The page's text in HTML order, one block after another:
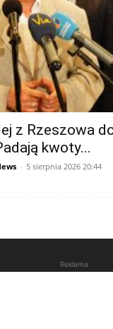
z Rzeszowa
kwoty...
- 5 sierpnia 2026 20:44
Reklama